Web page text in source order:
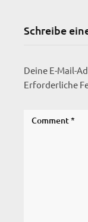
Schreibe
Deine E-Mail-
Erforderliche